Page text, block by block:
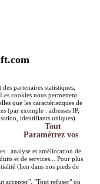
partenaires statistiques,
cookies nous permettent
que les caractéristiques de
(par exemple : adresses IP,
identifiants uniques).
Tout
Paramétrez vos
: analyse et amélioration de
et de services... Pour plus
(lien dans nos pieds de
accepter", "Tout refuser" ou